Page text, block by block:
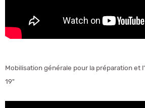
Mobilisation générale pour la préparation et
19"